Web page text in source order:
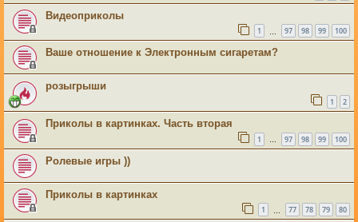
Видеоприколы
1 97 98 99 100
Ваше отношение к Электронным сигаретам?
розыгрыши
1 2
Приколы в картинках. Часть вторая
1 … 97 98 99 100
Ролевые игры ))
Приколы в картинках
1 77 78 79 80